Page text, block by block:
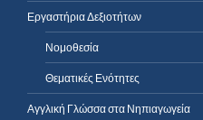
Εργαστήρια Δεξιοτήτων
Νομοθεσία
Θεματικές Ενότητες
Αγγλική Γλώσσα στα Νηπιαγωγεία